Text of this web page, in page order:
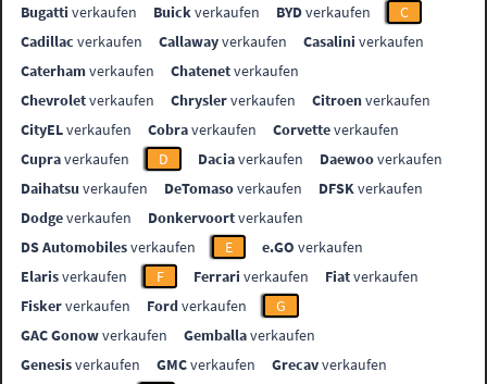
Bugatti verkaufen Buickverkaufen BYDverkaufen
C
Cadillac verkaufen Callawayverkaufen Casalini verkaufen
Caterhamverkaufen Chatenetverkaufen
Chevroletverkaufen Chryslerverkaufen Citroenverkaufen
CityELverkaufen Cobraverkaufen Corvetteverkaufen
Cupraverkaufen D Daciaverkaufen Daewooverkaufen
Daihatsu verkaufen DeTomasoverkaufen DFSKverkaufen
Dodgeverkaufen Donkervoortverkaufen
DS Automobilesverkaufen E e.GO verkaufen
Elarisverkaufen F Ferrari verkaufen Fiatverkaufen
Fiskerverkaufen Fordverkaufen
G
GAC Gonowverkaufen Gemballaverkaufen
Genesisverkaufen GMCverkaufen Grecavverkaufen